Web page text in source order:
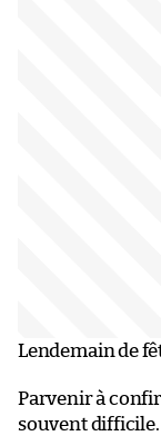
Lendemain de
Parvenir à
souvent